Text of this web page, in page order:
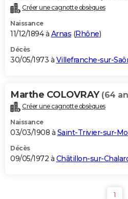
Créer une cagnotte obsèques
Naissance
11/12/1894 à Arnas (Rhône)
Décès
30/05/1973 à Villefranche-sur-
Marthe COLOVRAY (64
Créer une cagnotte obsèques
Naissance
03/03/1908 à Saint-Trivier-sur-
Décès
09/05/1972 à Châtillon-sur-
1